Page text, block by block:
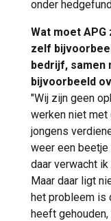
onder
Wat moet
zelf
bedrijf, samen
bijvoorbeeld
"Wij zijn geen
werken niet
jongens
weer een
daar verwacht
Maar daar ligt
het probleem is
heeft